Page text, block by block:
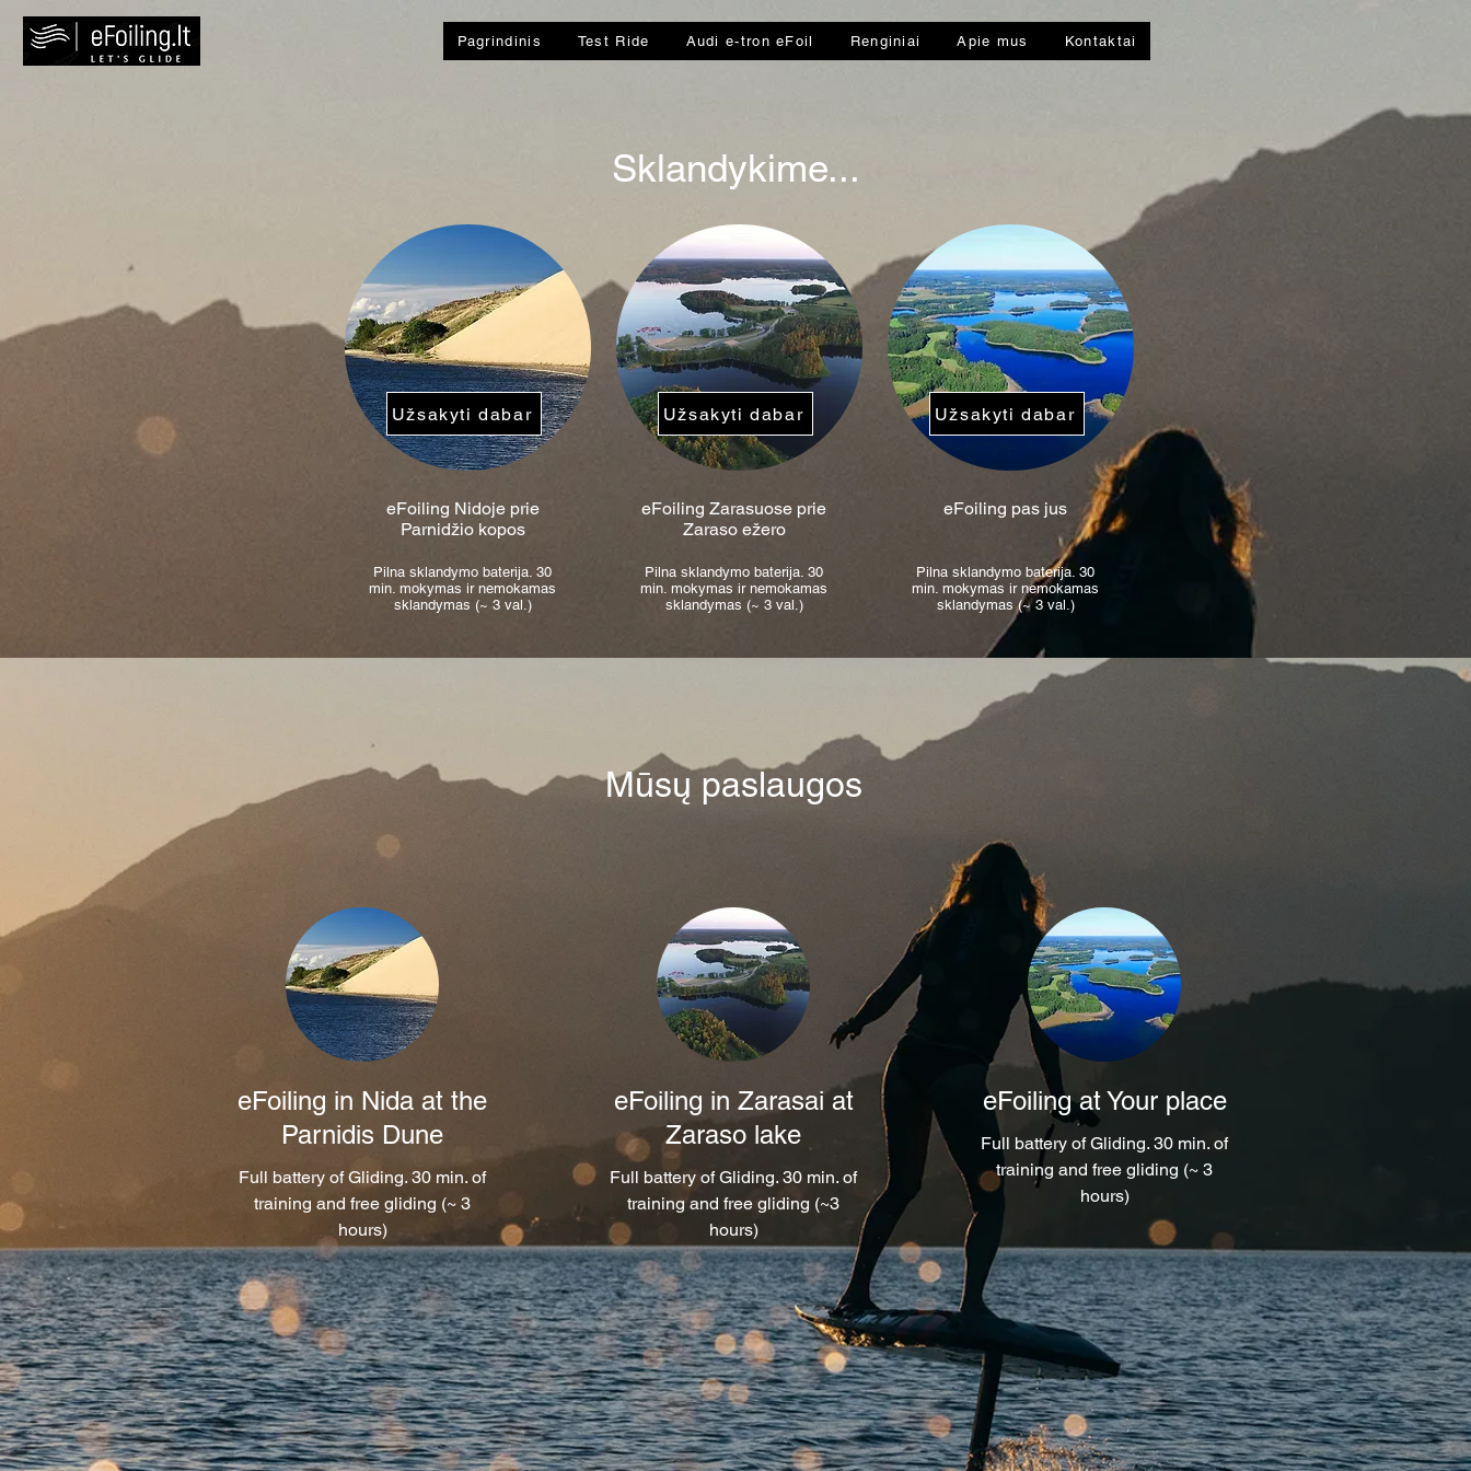
Pagrindinis Test Ride Audi e-tron eFoil Renginiai Apie mus Kontaktai
Sklandykime...
Užsakyti dabar
eFoiling Nidoje prie
Parnidžio kopos
Pilna sklandymo baterija. 30
min. mokymas ir nemokamas
sklandymas (~ 3 val.)
Užsakyti dabar
eFoiling Zarasuose prie
Zaraso ežero
Pilna sklandymo baterija. 30
min. mokymas ir nemokamas
sklandymas (~ 3 val.)
Užsakyti dabar
eFoiling pas jus
Pilna sklandymo baterija. 30
min. mokymas ir nemokamas
sklandymas (~ 3 val.)
Mūsų paslaugos
eFoiling in Nida at the
Parnidis Dune
Full battery of Gliding. 30 min. of
training and free gliding (~ 3
hours)
eFoiling in Zarasai at
Zaraso lake
Full battery of Gliding. 30 min. of
training and free gliding (~3
hours)
eFoiling at Your place
Full battery of Gliding. 30 min. of
training and free gliding (~ 3
hours)